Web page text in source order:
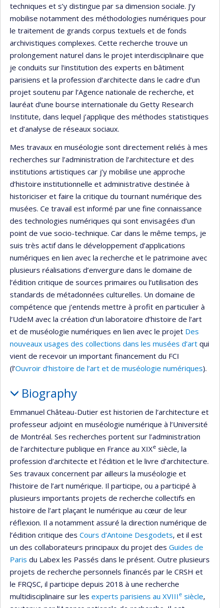
techniques et s’y distingue par sa dimension sociale. J’y
mobilise notamment des méthodologies numériques pour
le traitement de grands corpus textuels et de fonds
archivistiques complexes. Cette recherche trouve un
prolongement naturel dans le projet interdisciplinaire que
je conduits sur l’institution des experts en bâtiment
parisiens et la profession d’architecte dans le cadre d’un
projet soutenu par l’Agence nationale de recherche, et
lauréat d’une bourse internationale du Getty Research
Institute, dans lequel j’applique des méthodes statistiques
et d’analyse de réseaux sociaux.
Mes travaux en muséologie sont directement reliés à mes
recherches sur l’administration de l’architecture et des
institutions artistiques car j’y mobilise une approche
d’histoire institutionnelle et administrative destinée à
historiciser et faire la critique du tournant numérique des
musées. Ce travail est informé par une fine connaissance
des technologies numériques qui sont envisagées d’un
point de vue socio-technique. Car dans le même temps, je
suis très actif dans le développement d’applications
numériques en lien avec la recherche et le patrimoine avec
plusieurs réalisations d’envergure dans le domaine de
l’édition critique de sources primaires ou l’utilisation des
standards de métadonnées culturelles. Un domaine de
compétence que j’entends mettre à profit en particulier à
l’UdeM avec la création d’un laboratoire d’histoire de l’art
et de muséologie numériques en lien avec le projet Des
nouveaux usages des collections dans les musées d’art qui
vient de recevoir un important financement du FCI
(l’Ouvroir d’histoire de l’art et de muséologie numériques).
Biography
Emmanuel Château-Dutier est historien de l’architecture et
professeur adjoint en muséologie numérique à l’Université
de Montréal. Ses recherches portent sur l’administration
de l’architecture publique en France au XIXe siècle, la
profession d’architecte et l’édition et le livre d’architecture.
Ses travaux concernent par ailleurs la muséologie et
l’histoire de l’art numérique. Il participe, ou a participé à
plusieurs importants projets de recherche collectifs en
histoire de l’art plaçant le numérique au cœur de leur
réflexion. Il a notamment assuré la direction numérique de
l’édition critique des Cours d’Antoine Desgodets, et il est
un des collaborateurs principaux du projet des Guides de
Paris du Labex les Passés dans le présent. Outre plusieurs
projets de recherche personnels financés par le CRSH et
le FRQSC, il participe depuis 2018 à une recherche
multidisciplinaire sur les experts parisiens au XVIII e siècle,